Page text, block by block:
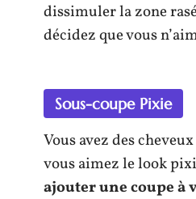
dissimuler la zone
décidez que vous
Sous-coupe Pixie
Vous avez des
vous aimez le look
ajouter une coupe à